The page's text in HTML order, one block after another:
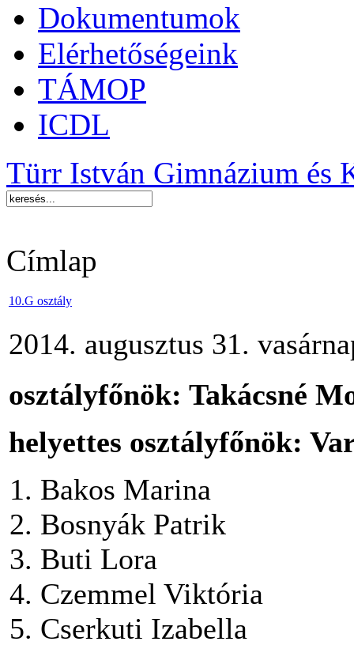
Dokumentumok
Elérhetőségeink
TÁMOP
ICDL
Türr István Gimnázium és
Címlap
10.G osztály
2014. augusztus 31.
osztályfőnök: Takácsné
helyettes osztályfőnök:
Bakos Marina
Bosnyák Patrik
Buti Lora
Czemmel Viktória
Cserkuti Izabella